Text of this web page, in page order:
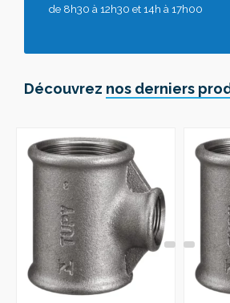
de 8h30 à 12h30 et 14h à 17h00
Découvrez nos derniers